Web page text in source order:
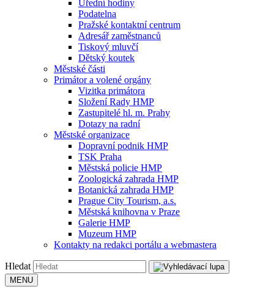
Úřední hodiny
Podatelna
Pražské kontaktní centrum
Adresář zaměstnanců
Tiskový mluvčí
Dětský koutek
Městské části
Primátor a volené orgány
Vizitka primátora
Složení Rady HMP
Zastupitelé hl. m. Prahy
Dotazy na radní
Městské organizace
Dopravní podnik HMP
TSK Praha
Městská policie HMP
Zoologická zahrada HMP
Botanická zahrada HMP
Prague City Tourism, a.s.
Městská knihovna v Praze
Galerie HMP
Muzeum HMP
Kontakty na redakci portálu a webmastera
Hledat
MENU